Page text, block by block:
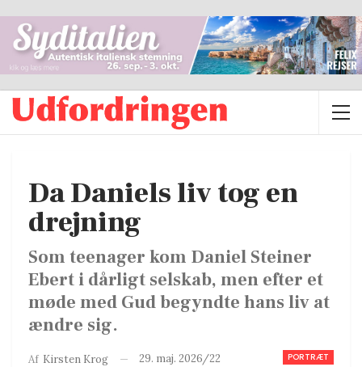
Da Daniels liv tog en
drejning
Som teenager kom Daniel Steiner
Ebert i dårligt selskab, men efter et
møde med Gud begyndte hans liv at
ændre sig.
PORTRÆT
Af Kirsten Krog 29. maj. 2026/22